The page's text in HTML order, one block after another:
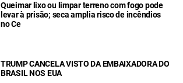
Queimar lixo ou limpar terreno com fogo pode
levar à prisão; seca amplia risco de incêndios
no Ce
TRUMP CANCELA VISTO DA EMBAIXADORA DO
BRASIL NOS EUA